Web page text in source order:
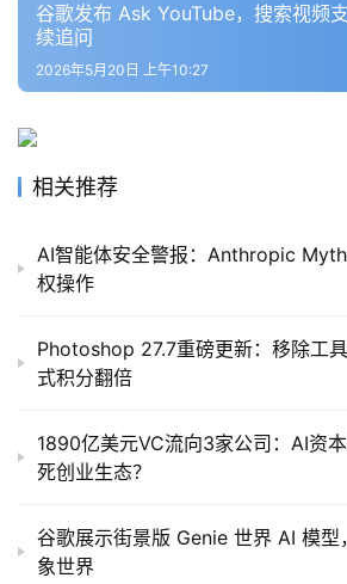
谷歌发布 Ask YouTube，搜索视频
续追问
2026年5月20日 上午10:27
相关推荐
AI智能体安全警报：Anthropic
权操作
Photoshop 27.7重磅更新：移除工
式积分翻倍
1890亿美元VC流向3家公司：AI资
死创业生态？
谷歌展示街景版 Genie 世界 AI 模型
象世界